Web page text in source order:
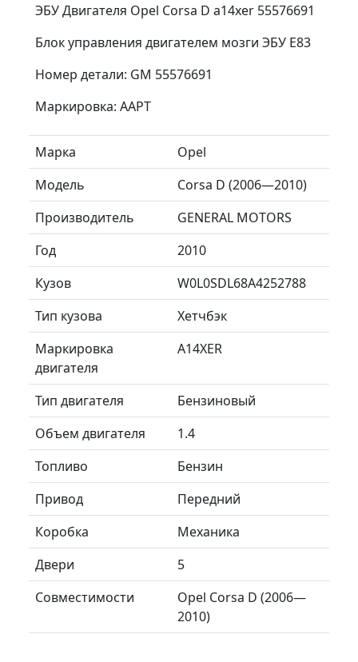
ЭБУ Двигателя Opel Corsa D a14xer 55576691
Блок управления двигателем мозги ЭБУ E83
Номер детали: GM 55576691
Маркировка: AAPT
Марка
Opel
Модель
Corsa D (2006—2010)
Производитель
GENERAL MOTORS
Год
2010
Кузов
W0L0SDL68A4252788
Тип кузова
Хетчбэк
Маркировка
двигателя
A14XER
Тип двигателя
Бензиновый
Объем двигателя
1.4
Топливо
Бензин
Привод
Передний
Коробка
Механика
Двери
5
Совместимости
Opel Corsa D (2006—
2010)